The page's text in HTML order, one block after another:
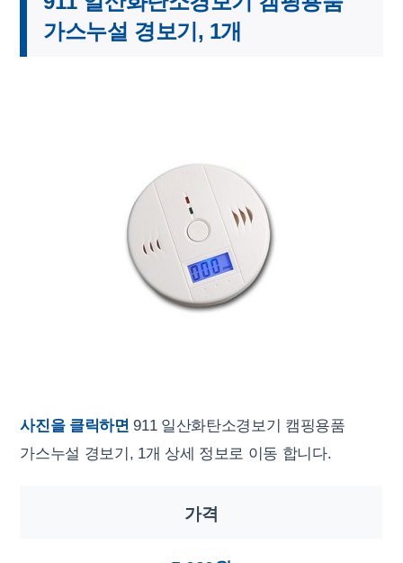
가스누설 경보기, 1개
사진을 클릭하면 911 일산화탄소경보기 캠핑용품
가스누설 경보기, 1개 상세 정보로 이동 합니다.
가격